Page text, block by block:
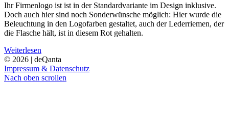
Ihr Firmenlogo ist ist in der Standardvariante im Design inklusive.
Doch auch hier sind noch Sonderwünsche möglich: Hier wurde die
Beleuchtung in den Logofarben gestaltet, auch der Lederriemen, der
die Flasche hält, ist in diesem Rot gehalten.
Weiterlesen
© 2026 | deQanta
Impressum & Datenschutz
Nach oben scrollen